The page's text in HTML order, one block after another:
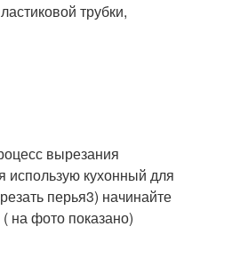
трубки,
вырезания
кухонный для
перья3) начинайте
на фото показано)